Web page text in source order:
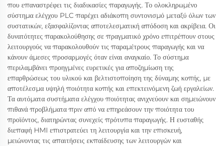
που επαναστρέφει τις διαδικασίες παραγωγής. Το ολοκληρωμένο
σύστημα ελέγχου PLC παρέχει αδιάκοπη συντονισμό μεταξύ όλων των
συστατικών, εξασφαλίζοντας αποτελεσματική απόδοση και ακρίβεια. Οι
δυνατότητες παρακολούθησης σε πραγματικό χρόνο επιτρέπουν στους
λειτουργούς να παρακολουθούν τις παραμέτρους παραγωγής και να
κάνουν άμεσες προσαρμογές όταν είναι αναγκαίο. Το σύστημα
περιλαμβάνει προηγμένες ευρετικές για αποζημίωση της
επαρθρώσεως του υλικού και βελτιστοποίηση της δύναμης κοπής, με
αποτέλεσμα υψηλή ποιότητα κοπής και επεκτεινόμενη ζωή εργαλείων.
Τα αυτόματα συστήματα ελέγχου ποιότητας ανιχνεύουν και σημειώνουν
πιθανά προβλήματα πριν από να επηρεάσουν την ποιότητα του
προϊόντος, διατηρώντας συνεχείς πρότυπα παραγωγής. Η ευσταθής
διεπαφή HMI επιστρατεύει τη λειτουργία και την επισκευή,
μειώνοντας τις απαιτήσεις εκπαίδευσης των λειτουργών και